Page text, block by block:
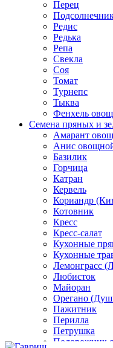
Перец
Редис
Редька
Репа
Свекла
Соя
Томат
Турнепс
Тыква
Фенхель
Семена пряных и
Амарант
Анис
Базилик
Горчица
Катран
Кервель
Кориандр
Котовник
Кресс
Кресс-салат
Кухонные
Кухонные
Лемонграсс
Любисток
Майоран
Орегано
Пажитник
Перилла
Петрушка
Подорожник